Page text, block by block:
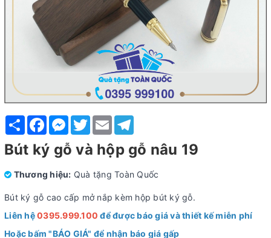
Share FacebookMessenger
TwitterEmail
Bút ký gỗ và hộp gỗ nâu 19
Thương hiệu: Quà tặng Toàn Quốc
Bút ký gỗ cao cấp mở nắp kèm hộp bút ký gỗ.
Liên hệ0395.999.100 để được báo giá và thiết kế miễn phí
Hoặc bấm "BÁO GIÁ" để nhận báo giá gấp